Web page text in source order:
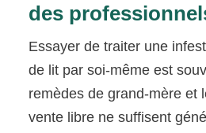
des
Essayer de traiter une
de lit par soi-même est
remèdes de grand-mère et
vente libre ne suffisent